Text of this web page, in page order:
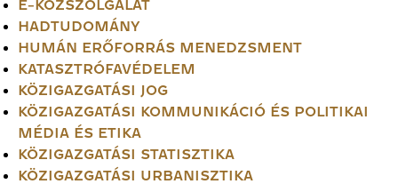
E-KÖZSZOLGÁLAT
HADTUDOMÁNY
HUMÁN ERŐFORRÁS MENEDZSMENT
KATASZTRÓFAVÉDELEM
KÖZIGAZGATÁSI JOG
KÖZIGAZGATÁSI KOMMUNIKÁCIÓ ÉS POLITIKAI
MÉDIA ÉS ETIKA
KÖZIGAZGATÁSI STATISZTIKA
KÖZIGAZGATÁSI URBANISZTIKA